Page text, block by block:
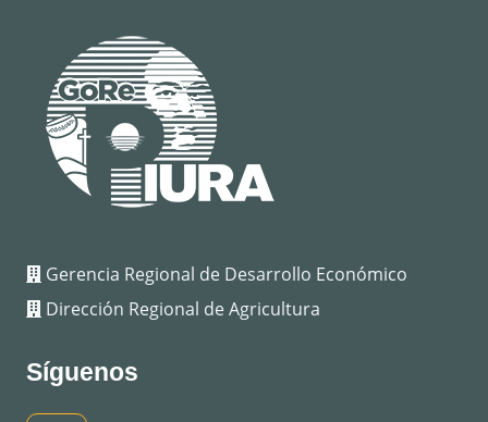
Gerencia Regional de Desarrollo Económico
Dirección Regional de Agricultura
Síguenos